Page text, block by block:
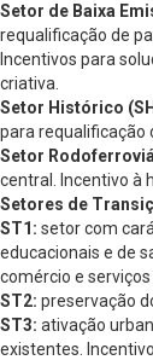
Setor de Baixa
requalificação de
Incentivos para
criativa.
Setor Histórico
para requalificação
Setor
central. Incentivo à
Setores de
ST1: setor com
educacionais e de
comércio e
ST2: preservação
ST3: ativação
existentes.